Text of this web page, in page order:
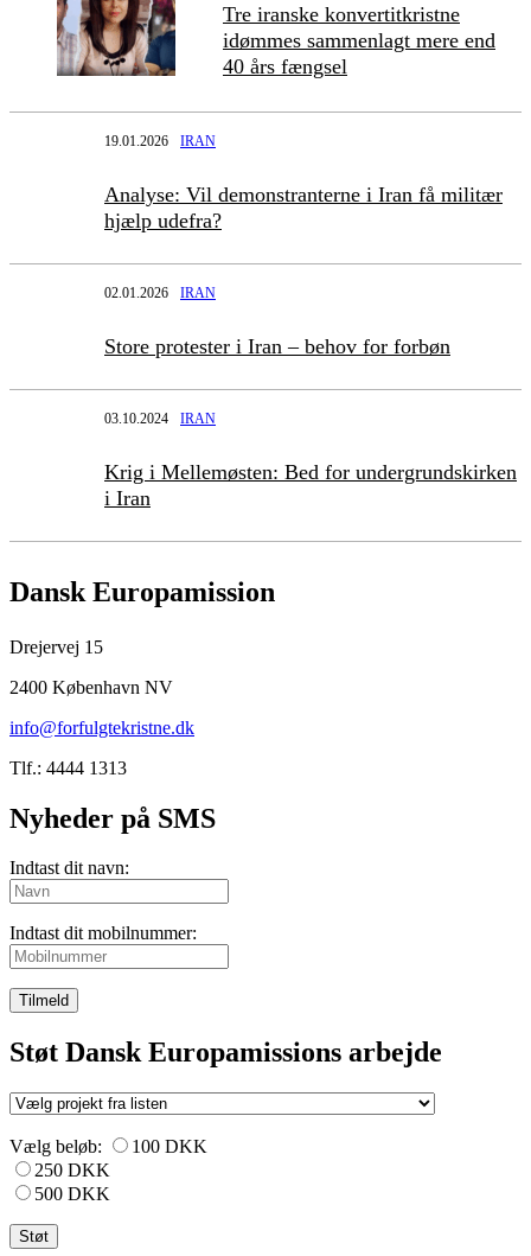
Tre iranske konvertitkristne
idømmes sammenlagt mere end
40 års fængsel
19.01.2026 IRAN
Analyse: Vil demonstranterne i Iran få militær
hjælp udefra?
02.01.2026 IRAN
Store protester i Iran – behov for forbøn
03.10.2024 IRAN
Krig i Mellemøsten: Bed for undergrundskirken
i Iran
Dansk Europamission
Drejervej 15
2400 København NV
info@forfulgtekristne.dk
Tlf.: 4444 1313
Nyheder på SMS
Indtast dit navn:
Indtast dit mobilnummer:
Tilmeld
Støt Dansk Europamissions arbejde
Vælg beløb:
100 DKK
250 DKK
500 DKK